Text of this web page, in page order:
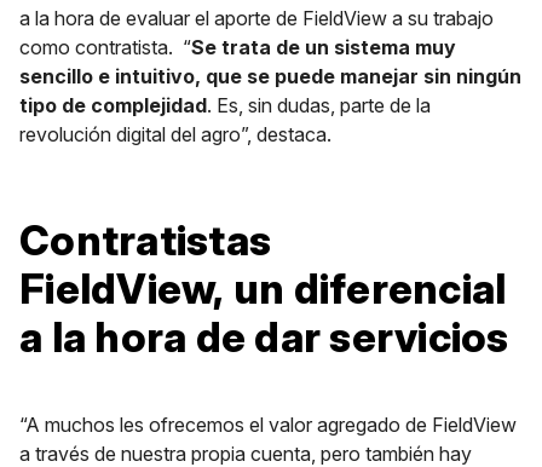
a la hora de evaluar el aporte de FieldView a su trabajo
como contratista. “Se trata de un sistema muy
sencillo e intuitivo, que se puede manejar sin ningún
tipo de complejidad. Es, sin dudas, parte de la
revolución digital del agro”, destaca.
Contratistas
FieldView, un diferencial
a la hora de dar servicios
“A muchos les ofrecemos el valor agregado de FieldView
a través de nuestra propia cuenta, pero también hay